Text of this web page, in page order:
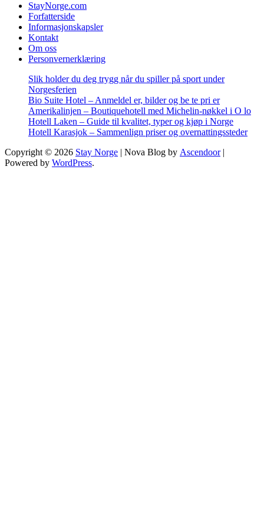
StayNorge.com
Forfatterside
Informasjonskapsler
Kontakt
Om oss
Personvernerklæring
Slik holder du deg trygg når du spiller på sport under
Norgesferien
Bio Suite Hotel – Anmeldel er, bilder og be te pri er
Amerikalinjen – Boutiquehotell med Michelin-nøkkel i O lo
Hotell Laken – Guide til kvalitet, typer og kjøp i Norge
Hotell Karasjok – Sammenlign priser og overnattingssteder
Copyright © 2026 Stay Norge | Nova Blog by Ascendoor|
Powered by WordPress.